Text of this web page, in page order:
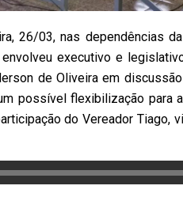
26/03, nas dependências
executivo e
de Oliveira em
possível flexibilização para
do Vereador